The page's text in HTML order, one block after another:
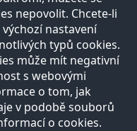
nepovolit. Chcete-li
nastavení
typů cookies.
může mít negativní
s webovými
o tom, jak
v podobě souborů
o cookies.